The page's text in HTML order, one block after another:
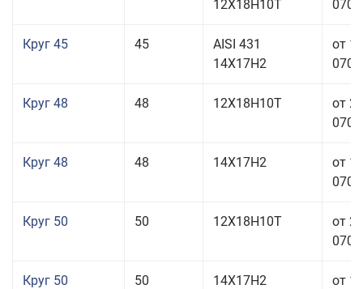
12Х18Н10Т
Круг 45 45
AISI 431
14Х17Н2
от
Круг 48 48 12Х18Н10Т
от
Круг 48 48 14Х17Н2
от
Круг 50 50 12Х18Н10Т
от
Круг 50 50 14Х17Н2
от